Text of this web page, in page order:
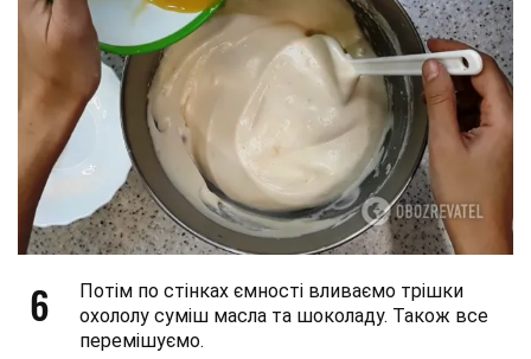
6
Потім по стінках ємності вливаємо трішки
охололу суміш масла та шоколаду. Також все
перемішуємо.